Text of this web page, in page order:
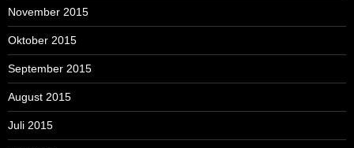
November 2015
Oktober 2015
September 2015
August 2015
Juli 2015